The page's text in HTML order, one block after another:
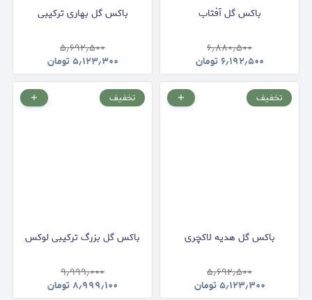
باکس گل آفتاب
۶٫۸۸۰٫۵۰۰
۶٫۱۹۲٫۵۰۰تومان
باکس گل بهاری ترکیبی
۵٫۶۹۲٫۵۰۰
۵٫۱۲۳٫۳۰۰تومان
تخفیف
باکس گل هدیه لاکچری
۵٫۶۹۲٫۵۰۰
۵٫۱۲۳٫۳۰۰تومان
تخفیف
باکس گل بزرگ ترکیبی لوکس
۹٫۹۹۹٫۰۰۰
۸٫۹۹۹٫۱۰۰ تومان